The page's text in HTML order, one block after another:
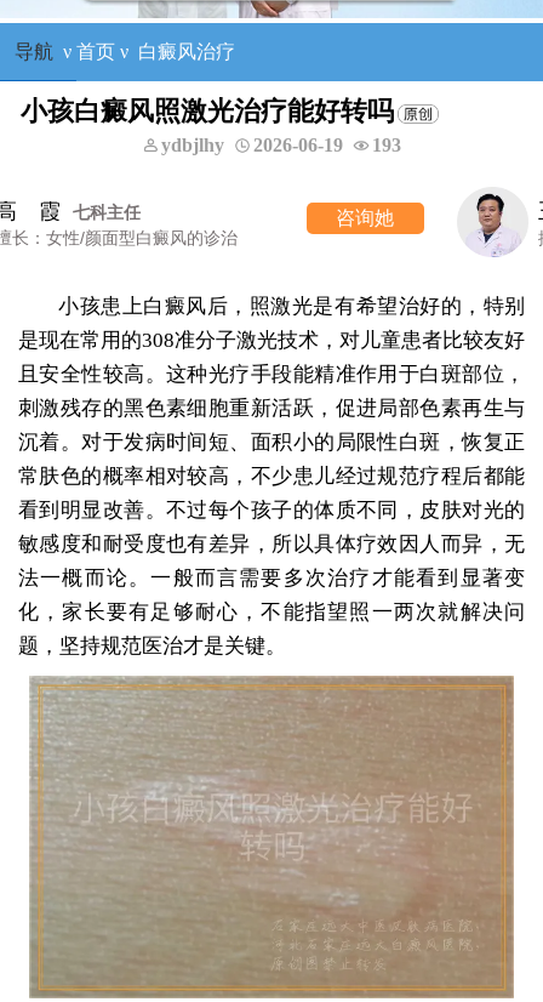
导航 ν 首页ν 白癜风治疗
小孩白癜风照激光治疗能好转吗
ydbjlhy 2026-06-19 193
咨询她
一科主任
擅长：外科手术治疗各类白癜风等
小孩患上白癜风后，照激光是有希望治好的，特别
是现在常用的308准分子激光技术，对儿童患者比较友好
且安全性较高。这种光疗手段能精准作用于白斑部位，
刺激残存的黑色素细胞重新活跃，促进局部色素再生与
沉着。对于发病时间短、面积小的局限性白斑，恢复正
常肤色的概率相对较高，不少患儿经过规范疗程后都能
看到明显改善。不过每个孩子的体质不同，皮肤对光的
敏感度和耐受度也有差异，所以具体疗效因人而异，无
法一概而论。一般而言需要多次治疗才能看到显著变
化，家长要有足够耐心，不能指望照一两次就解决问
题，坚持规范医治才是关键。